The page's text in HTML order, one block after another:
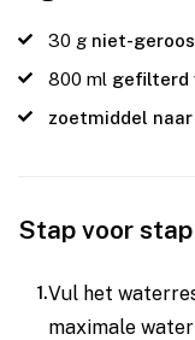
30 g niet-
800 ml gefilterd
zoetmiddel
Stap voor
Vul het
maximale